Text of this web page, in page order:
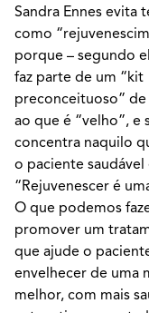
Sandra Ennes evita
como
porque – segundo
faz parte de um “kit
preconceituoso”
ao que é “velho”, e
concentra naquilo
o paciente saudável
“Rejuvenescer é
O que podemos
promover um
que ajude o
envelhecer de uma
melhor, com mais